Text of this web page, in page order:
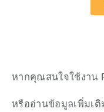
หากคุณสนใจใช้งาน
หรืออ่านข้อมูลเพิ่มเติ